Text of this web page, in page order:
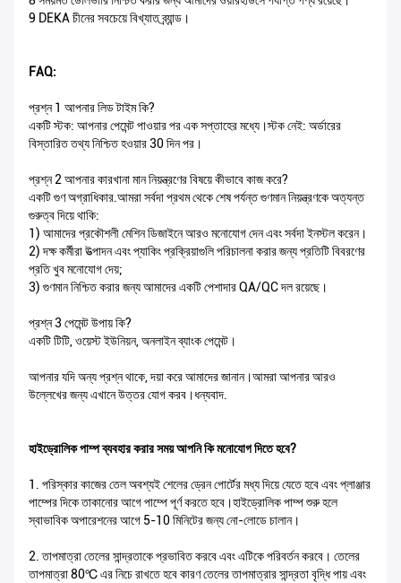
9 DEKA চীনের সবচেয়ে বিখ্যাত ব্র্যান্ড।
FAQ:
প্রশ্ন 1 আপনার লিড টাইম কি?
একটি স্টক: আপনার পেমেন্ট পাওয়ার পর এক সপ্তাহের মধ্যে।স্টক নেই: অর্ডারের
বিস্তারিত তথ্য নিশ্চিত হওয়ার 30 দিন পর।
প্রশ্ন 2 আপনার কারখানা মান নিয়ন্ত্রণের বিষয়ে কীভাবে কাজ করে?
একটি গুণ অগ্রাধিকার.আমরা সর্বদা প্রথম থেকে শেষ পর্যন্ত গুণমান নিয়ন্ত্রণকে অত্যন্ত
গুরুত্ব দিয়ে থাকি:
1) আমাদের প্রকৌশলী মেশিন ডিজাইনে আরও মনোযোগ দেন এবং সর্বদা ইনস্টল করেন।
2) দক্ষ কর্মীরা উত্পাদন এবং প্যাকিং প্রক্রিয়াগুলি পরিচালনা করার জন্য প্রতিটি বিবরণের
প্রতি খুব মনোযোগ দেয়;
3) গুণমান নিশ্চিত করার জন্য আমাদের একটি পেশাদার QA/QC দল রয়েছে।
প্রশ্ন 3 পেমেন্ট উপায় কি?
একটি টিটি, ওয়েস্ট ইউনিয়ন, অনলাইন ব্যাংক পেমেন্ট।
আপনার যদি অন্য প্রশ্ন থাকে, দয়া করে আমাদের জানান।আমরা আপনার আরও
উল্লেখের জন্য এখানে উত্তর যোগ করব।ধন্যবাদ.
হাইড্রোলিক পাম্প ব্যবহার করার সময় আপনি কি মনোযোগ দিতে হবে?
1. পরিস্কার কাজের তেল অবশ্যই শেলের ড্রেন পোর্টের মধ্য দিয়ে যেতে হবে এবং প্লাঞ্জার
পাম্পের দিকে তাকানোর আগে পাম্পে পূর্ণ করতে হবে।হাইড্রোলিক পাম্প শুরু হলে
স্বাভাবিক অপারেশনের আগে 5-10 মিনিটের জন্য নো-লোডে চালান।
2. তাপমাত্রা তেলের সান্দ্রতাকে প্রভাবিত করবে এবং এটিকে পরিবর্তন করবে। তেলের
তাপমাত্রা 80℃ এর নিচে রাখতে হবে কারণ তেলের তাপমাত্রার সান্দ্রতা বৃদ্ধি পায় এবং